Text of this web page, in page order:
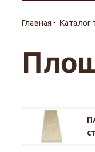
Главная Каталог